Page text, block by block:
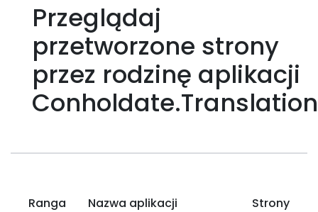
Przeglądaj
przetworzone strony
przez rodzinę aplikacji
Conholdate.Translation
Ranga Nazwa aplikacji Strony